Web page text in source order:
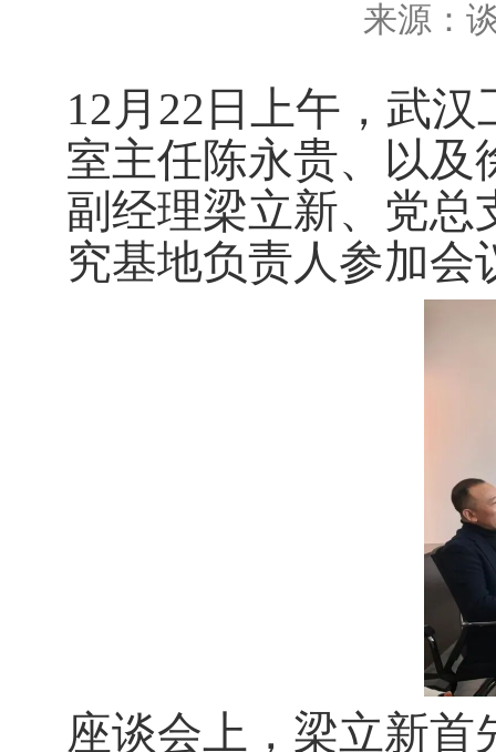
来源：
12 月 22 日上午，武
室主任陈永贵、以及
副经理梁立新、党总
究基地负责人参加会
座谈会上，梁立新